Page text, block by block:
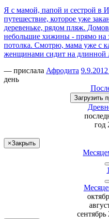
Я с мамой, папой и сестрой в
путешествие, которое уже
деревеньке, рядом пляж.
небольшие хижины - прямо на
потолка. Смотрю, мама уже с
женщинами сидит на длинной
— прислала Афродита
день
Загрузить
год
×Закрыть
1
сентябрь